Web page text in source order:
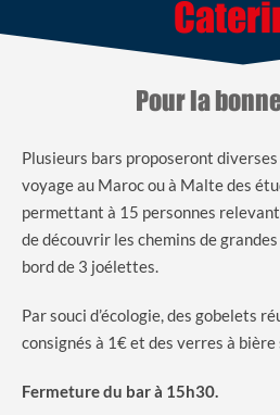
Pour la
Plusieurs bars proposeront
voyage au Maroc ou à Malte des
permettant à 15 personnes
de découvrir les chemins de
bord de 3 joélettes.
Par souci d’écologie, des gobelets
consignés à 1€ et des verres à bière
Fermeture du bar à 15h30.